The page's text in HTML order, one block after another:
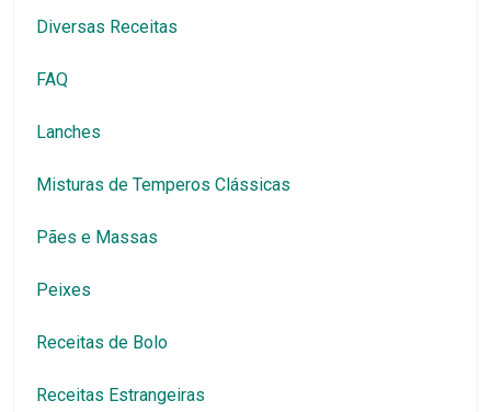
Diversas Receitas
FAQ
Lanches
Misturas de Temperos Clássicas
Pães e Massas
Peixes
Receitas de Bolo
Receitas Estrangeiras